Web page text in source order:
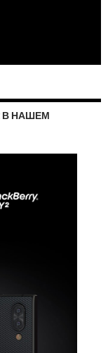
В НАШЕМ